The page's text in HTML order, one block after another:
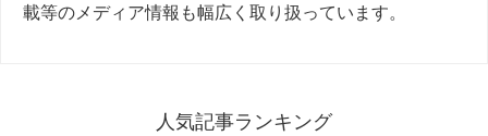
載等のメディア情報も幅広く取り扱っています。
人気記事ランキング